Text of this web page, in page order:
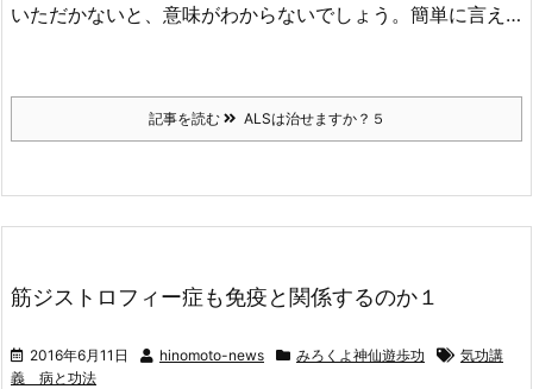
いただかないと、意味がわからないでしょう。簡単に言え…
記事を読む ALSは治せますか？５
筋ジストロフィー症も免疫と関係するのか１
2016年6月11日 hinomoto-news みろくよ神仙遊歩功
気功講
義 病と功法